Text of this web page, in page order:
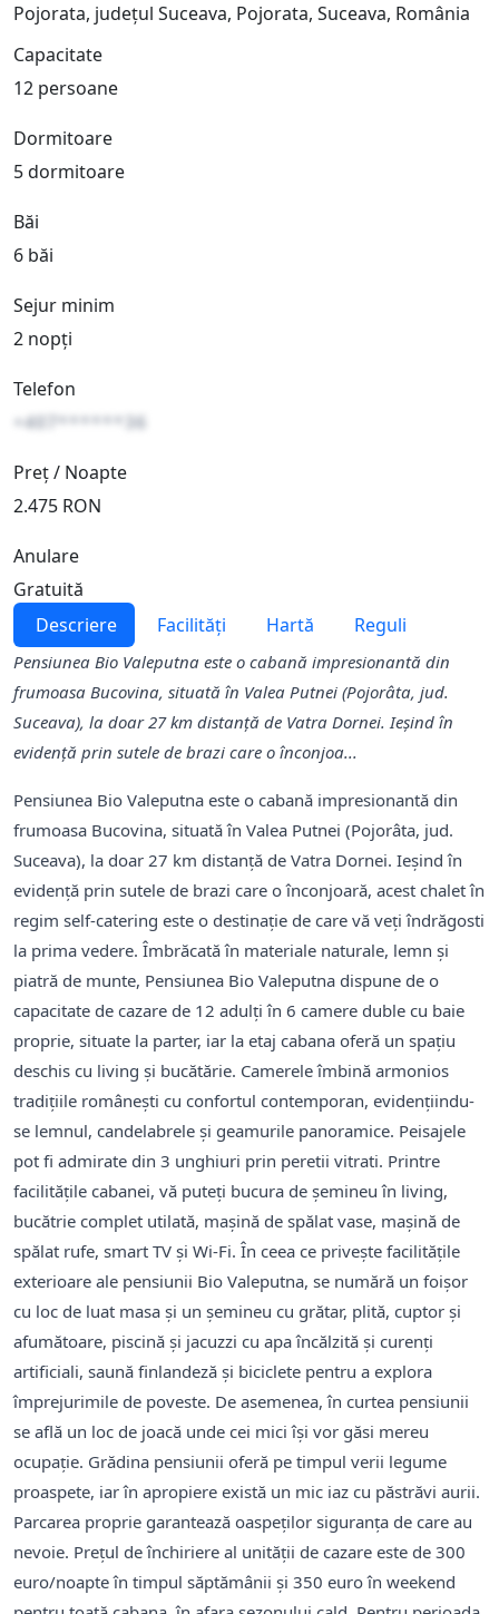
Pojorata, județul Suceava, Pojorata, Suceava, România
Capacitate
12 persoane
Dormitoare
5 dormitoare
Băi
6 băi
Sejur minim
2 nopți
Telefon
+407******36
Preț / Noapte
2.475 RON
Anulare
Gratuită
Descriere
Facilități Hartă Reguli
Pensiunea Bio Valeputna este o cabană impresionantă din
frumoasa Bucovina, situată în Valea Putnei (Pojorâta, jud.
Suceava), la doar 27 km distanță de Vatra Dornei. Ieșind în
evidență prin sutele de brazi care o înconjoa...
Pensiunea Bio Valeputna este o cabană impresionantă din
frumoasa Bucovina, situată în Valea Putnei (Pojorâta, jud.
Suceava), la doar 27 km distanță de Vatra Dornei. Ieșind în
evidență prin sutele de brazi care o înconjoară, acest chalet în
regim self-catering este o destinație de care vă veți îndrăgosti
la prima vedere. Îmbrăcată în materiale naturale, lemn și
piatră de munte, Pensiunea Bio Valeputna dispune de o
capacitate de cazare de 12 adulți în 6 camere duble cu baie
proprie, situate la parter, iar la etaj cabana oferă un spațiu
deschis cu living și bucătărie. Camerele îmbină armonios
tradițiile românești cu confortul contemporan, evidențiindu-
se lemnul, candelabrele și geamurile panoramice. Peisajele
pot fi admirate din 3 unghiuri prin peretii vitrati. Printre
facilitățile cabanei, vă puteți bucura de șemineu în living,
bucătrie complet utilată, mașină de spălat vase, mașină de
spălat rufe, smart TV și Wi-Fi. În ceea ce privește facilitățile
exterioare ale pensiunii Bio Valeputna, se numără un foișor
cu loc de luat masa și un șemineu cu grătar, plită, cuptor și
afumătoare, piscină şi jacuzzi cu apa încălzită şi curenţi
artificiali, saună finlandeză şi biciclete pentru a explora
împrejurimile de poveste. De asemenea, în curtea pensiunii
se află un loc de joacă unde cei mici își vor găsi mereu
ocupație. Grădina pensiunii oferă pe timpul verii legume
proaspete, iar în apropiere există un mic iaz cu păstrăvi aurii.
Parcarea proprie garantează oaspeților siguranța de care au
nevoie. Prețul de închiriere al unității de cazare este de 300
euro/noapte în timpul săptămânii și 350 euro în weekend